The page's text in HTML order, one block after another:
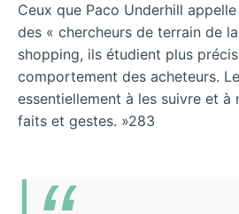
Ceux que Paco Underhill
des « chercheurs de terrain de
shopping, ils étudient plus
comportement des acheteurs.
essentiellement à les suivre et à
faits et gestes. »283